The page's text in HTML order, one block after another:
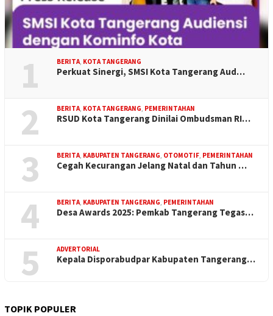
1 BERITA, KOTA TANGERANG
Perkuat Sinergi, SMSI Kota Tangerang Aud…
2 BERITA, KOTA TANGERANG, PEMERINTAHAN
RSUD Kota Tangerang Dinilai Ombudsman RI…
3 BERITA, KABUPATEN TANGERANG, OTOMOTIF, PEMERINTAHAN
Cegah Kecurangan Jelang Natal dan Tahun …
4 BERITA, KABUPATEN TANGERANG, PEMERINTAHAN
Desa Awards 2025: Pemkab Tangerang Tegas…
5 ADVERTORIAL
Kepala Disporabudpar Kabupaten Tangerang…
TOPIK POPULER